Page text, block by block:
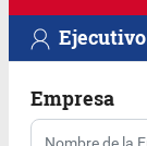
Ejecutivo
Empresa